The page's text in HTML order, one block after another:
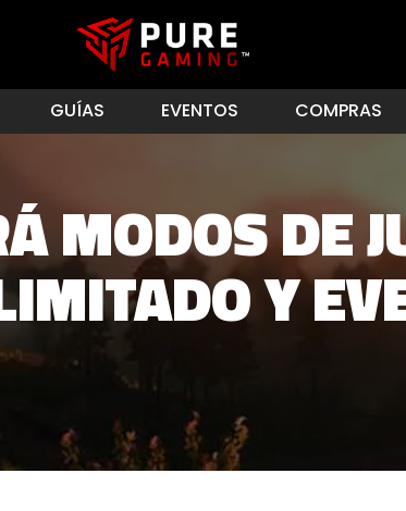
GUÍAS EVENTOS COMPRAS
MODOS DE
Y